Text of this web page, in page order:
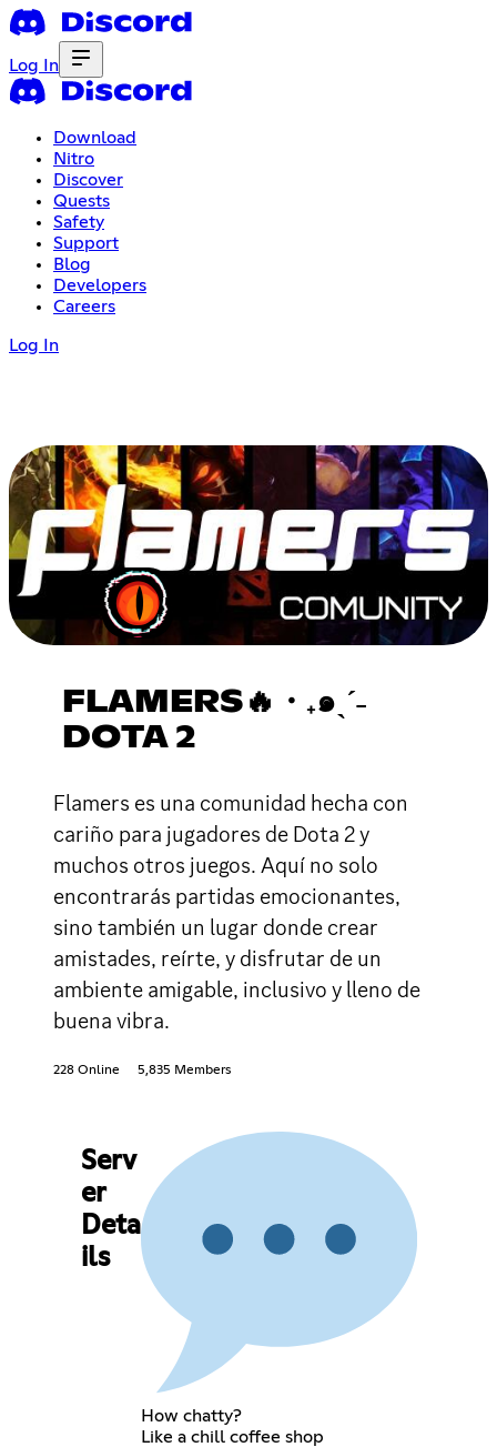
Log In
Download
Nitro
Discover
Quests
Safety
Support
Blog
Developers
Careers
Log In
FLAMERS🔥・₊๑ˎˊ˗
DOTA 2
Flamers es una comunidad hecha con
cariño para jugadores de Dota 2 y
muchos otros juegos. Aquí no solo
encontrarás partidas emocionantes,
sino también un lugar donde crear
amistades, reírte, y disfrutar de un
ambiente amigable, inclusivo y lleno de
buena vibra.
228 Online 5,835 Members
Serv
er
Deta
ils
How chatty?
Like a chill coffee shop